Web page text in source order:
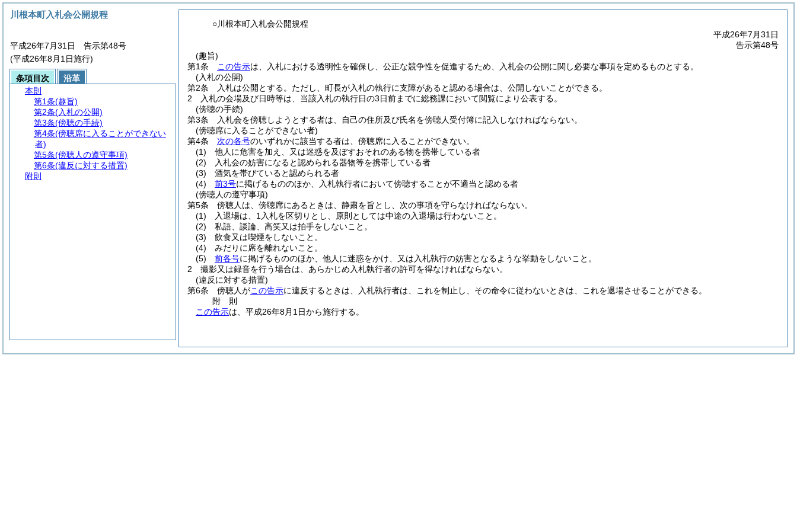
○川根本町入札会公開規程
平成26年7月31日
告示第48号
(趣旨)
第1条
この告示は、入札における透明性を確保し、公正な競争性を促進するため、入札会の公開に関し必要な事項を定めるものとする。
(入札の公開)
第2条
入札は公開とする。 ただし、町長が入札の執行に支障があると認める場合は、公開しないことができる。
2
入札の会場及び日時等は、当該入札の執行日の3日前までに総務課において閲覧により公表する。
(傍聴の手続)
第3条
入札会を傍聴しようとする者は、自己の住所及び氏名を傍聴人受付簿に記入しなければならない。
(傍聴席に入ることができない者)
第4条
次の各号のいずれかに該当する者は、傍聴席に入ることができない。
(1)
他人に危害を加え、又は迷惑を及ぼすおそれのある物を携帯している者
(2)
入札会の妨害になると認められる器物等を携帯している者
(3)
酒気を帯びていると認められる者
(4)
前3号に掲げるもののほか、入札執行者において傍聴することが不適当と認める者
(傍聴人の遵守事項)
第5条
傍聴人は、傍聴席にあるときは、静粛を旨とし、次の事項を守らなければならない。
(1)
入退場は、1入札を区切りとし、原則としては中途の入退場は行わないこと。
(2)
私語、談論、高笑又は拍手をしないこと。
(3)
飲食又は喫煙をしないこと。
(4)
みだりに席を離れないこと。
(5)
前各号に掲げるもののほか、他人に迷惑をかけ、又は入札執行の妨害となるような挙動をしないこと。
2
撮影又は録音を行う場合は、あらかじめ入札執行者の許可を得なければならない。
(違反に対する措置)
第6条
傍聴人がこの告示に違反するときは、入札執行者は、これを制止し、その命令に従わないときは、これを退場させることができる。
附 則
この告示は、平成26年8月1日から施行する。
川根本町入札会公開規程
平成26年7月31日 告示第48号
(平成26年8月1日施行)
条項目次
沿革
本則
第1条(趣旨)
第2条(入札の公開)
第3条(傍聴の手続)
第4条(傍聴席に入ることができない
者)
第5条(傍聴人の遵守事項)
第6条(違反に対する措置)
附則